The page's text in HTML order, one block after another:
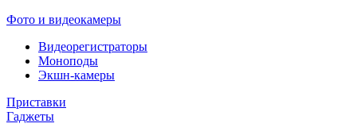
Фото и видеокамеры
Видеорегистраторы
Моноподы
Экшн-камеры
Приставки
Гаджеты